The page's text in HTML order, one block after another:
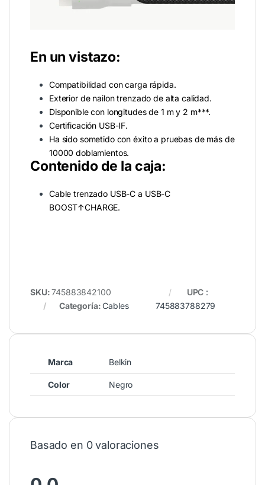
En un vistazo:
Compatibilidad con carga rápida.
Exterior de nailon trenzado de alta calidad.
Disponible con longitudes de 1 m y 2 m***.
Certificación USB-IF.
Ha sido sometido con éxito a pruebas de más de
10000 doblamientos.
Contenido de la caja:
Cable trenzado USB-C a USB-C
BOOST↑CHARGE.
SKU:745883842100
Categoría:Cables
UPC :
745883788279
Marca Belkin
Color Negro
Basado en 0 valoraciones